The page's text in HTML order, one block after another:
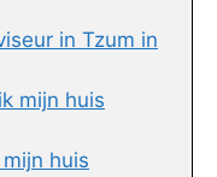
in Tzum in
mijn huis
huis